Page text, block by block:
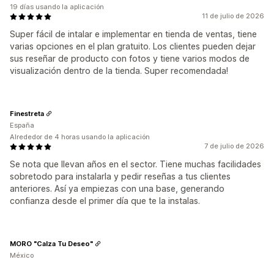
11 de julio de 2026
Super fácil de intalar e implementar en tienda de ventas, tiene
varias opciones en el plan gratuito. Los clientes pueden dejar
sus reseñar de producto con fotos y tiene varios modos de
visualización dentro de la tienda. Super recomendada!
19 días usando la aplicación
7 de julio de 2026
Se nota que llevan años en el sector. Tiene muchas facilidades
sobretodo para instalarla y pedir reseñas a tus clientes
anteriores. Así ya empiezas con una base, generando
confianza desde el primer día que te la instalas.
Finestreta
España
Alrededor de 4 horas usando la aplicación
MORO "Calza Tu Deseo"
México